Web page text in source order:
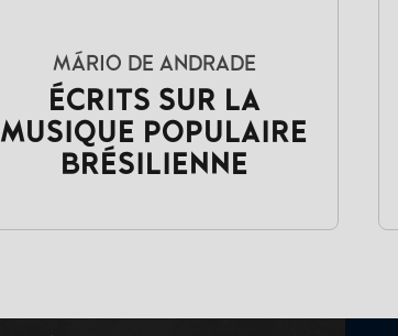
MÁRIO DE ANDRADE
ÉCRITS SUR LA
MUSIQUE POPULAIRE
BRÉSILIENNE